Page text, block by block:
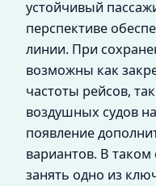
устойчивый
перспективе
линии. При
возможны как
частоты рейсов,
воздушных судов
появление
вариантов. В
занять одно из